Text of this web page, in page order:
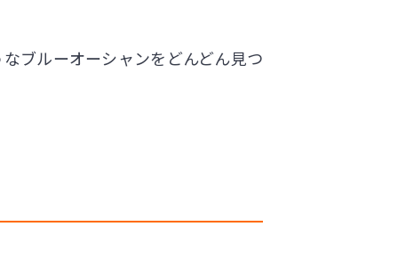
ブルーオーシャンをどんどん見つ